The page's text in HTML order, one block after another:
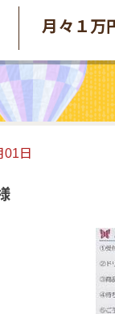
月々１万
01日